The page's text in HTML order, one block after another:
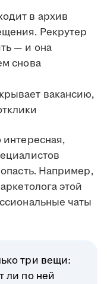
в архив
Рекрутер
— и она
снова
вакансию,
интересная,
Например,
этой
чаты
три вещи:
ли по ней